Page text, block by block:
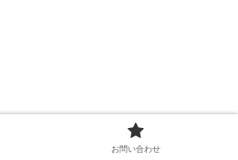
お問い合わせ